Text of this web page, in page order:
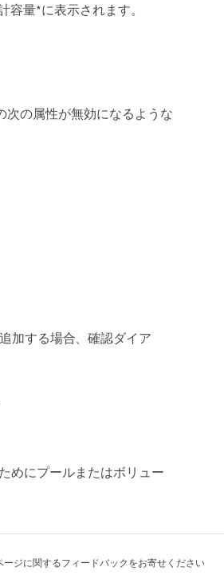
量*に表示されます。
次の属性が無効になるような
加する場合、確認ダイア
めにプールまたはボリュー
ージに関するフィードバックをお寄せください